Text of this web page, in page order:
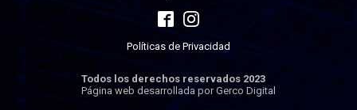
Políticas de Privacidad
Todos los derechos reservados 2023
Página web desarrollada por Gerco Digital